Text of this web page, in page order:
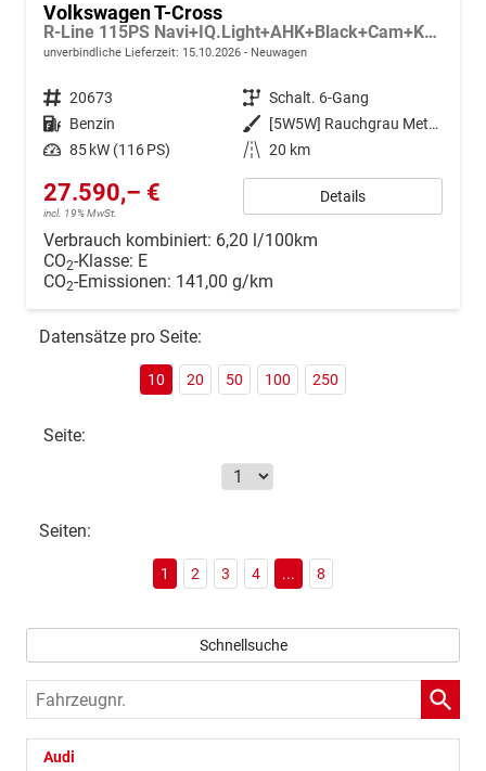
Volkswagen T-Cross
R-Line 115PS Navi+IQ.Light+AHK+Black+Cam+Keyless+GV5+Side+Climatronic
unverbindliche Lieferzeit: 15.10.2026 Neuwagen
Fahrzeugnr. 20673 Getriebe Schalt. 6-Gang
Kraftstoff Benzin Außenfarbe
[5W5W] Rauchgrau Metallic
Leistung 85 kW (116 PS) Kilometerstand 20 km
27.590,– €
incl. 19% MwSt.
Details
Verbrauch kombiniert: 6,20 l/100km
CO2-Klasse: E
CO2-Emissionen: 141,00 g/km
Datensätze pro Seite:
10 20 50 100 250
Seite:
Seiten:
1 2 3 4 ... 8
Schnellsuche
Fahrzeugnr.
Audi